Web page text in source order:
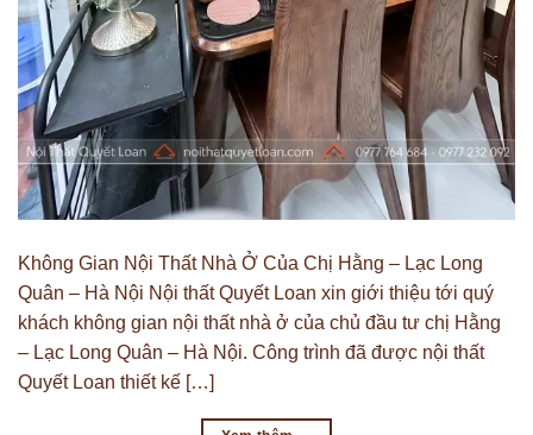
Không Gian Nội Thất Nhà Ở Của Chị Hằng – Lạc Long
Quân – Hà Nội Nội thất Quyết Loan xin giới thiệu tới quý
khách không gian nội thất nhà ở của chủ đầu tư chị Hằng
– Lạc Long Quân – Hà Nội. Công trình đã được nội thất
Quyết Loan thiết kế […]